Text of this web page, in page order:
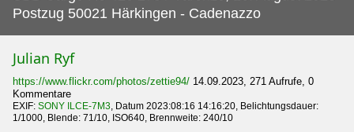
Postzug 50021 Härkingen - Cadenazzo
Julian Ryf
https://www.flickr.com/photos/zettie94/ 14.09.2023, 271 Aufrufe, 0
Kommentare
EXIF: SONY ILCE-7M3, Datum 2023:08:16 14:16:20, Belichtungsdauer:
1/1000, Blende: 71/10, ISO640, Brennweite: 240/10